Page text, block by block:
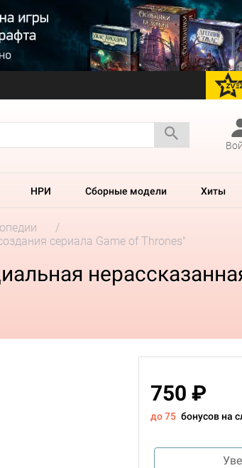
НРИ Сборные модели Хиты
сериала Game of Thrones"
750 ₽
до 75 бонусов на